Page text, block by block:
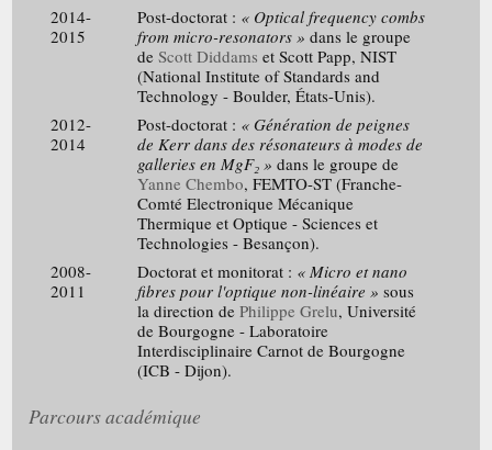
2014-
2015
Post-doctorat : « Optical frequency combs
from micro-resonators » dans le groupe
deScott Diddams et Scott Papp, NIST
(National Institute of Standards and
Technology - Boulder, États-Unis).
2012-
2014
Post-doctorat : « Génération de peignes
de Kerr dans des résonateurs à modes de
galleries en MgF₂ » dans le groupe de
Yanne Chembo, FEMTO-ST (Franche-
Comté Electronique Mécanique
Thermique et Optique - Sciences et
Technologies - Besançon).
2008-
2011
Doctorat et monitorat : « Micro et nano
fibres pour l'optique non-linéaire » sous
la direction dePhilippe Grelu, Université
de Bourgogne - Laboratoire
Interdisciplinaire Carnot de Bourgogne
(ICB - Dijon).
Parcours académique